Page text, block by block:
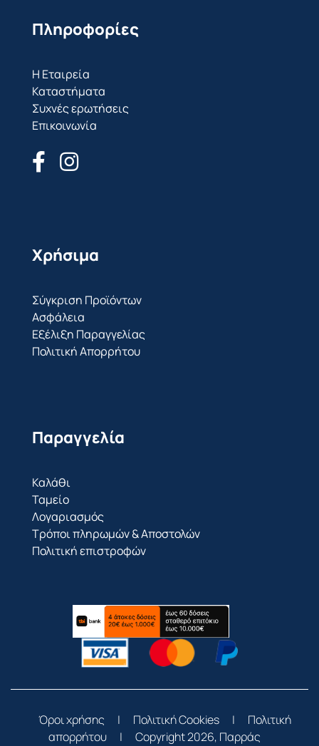
Πληροφορίες
Η Εταιρεία
Καταστήματα
Συχνές ερωτήσεις
Επικοινωνία
Χρήσιμα
Σύγκριση Προϊόντων
Ασφάλεια
Εξέλιξη Παραγγελίας
Πολιτική Απορρήτου
Παραγγελία
Καλάθι
Ταμείο
Λογαριασμός
Τρόποι πληρωμών & Αποστολών
Πολιτική επιστροφών
Όροι χρήσης | Πολιτική Cookies |
Πολιτική
απορρήτου
| Copyright 2026, Παρράς